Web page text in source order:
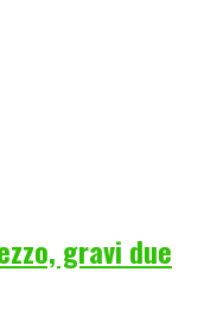
gravi due